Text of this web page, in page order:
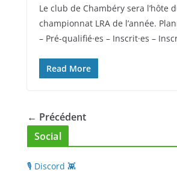
Le club de Chambéry sera l’hôte
championnat LRA de l’année.
– Pré-qualifié·es – Inscrit·es –
Read More
← Précédent
Social
🎙 Discord 👾